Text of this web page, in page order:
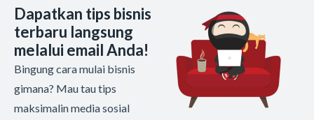
Dapatkan tips bisnis
terbaru langsung
melalui email Anda!
Bingung cara mulai bisnis
gimana? Mau tau tips
maksimalin media sosial